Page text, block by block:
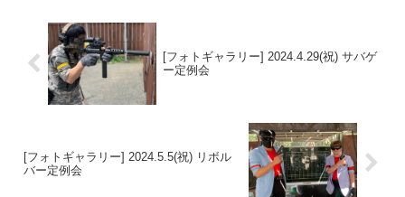
[フォトギャラリー] 2024.4.29(祝) サバゲ
ー定例会
[フォトギャラリー] 2024.5.5(祝) リボル
バー定例会